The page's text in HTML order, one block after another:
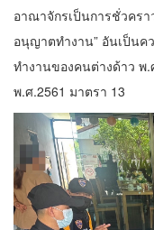
อาณาจักรเป็นการชั่วคร
อนุญาตทำงาน” อันเป็นค
ทำงานของคนต่างด้าว พ
พ.ศ.2561 มาตรา 13